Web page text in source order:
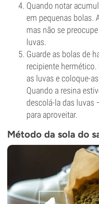
Quando notar
em pequenas bolas.
mas não se
luvas.
Guarde as bolas de
recipiente
as luvas e coloque-
Quando a resina
descolá-la das luvas
para aproveitar.
Método da sola do